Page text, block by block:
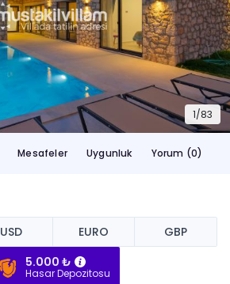
1/83
Mesafeler Uygunluk Yorum (0)
USD EURO
GBP
5.000 ₺
Hasar Depozitosu